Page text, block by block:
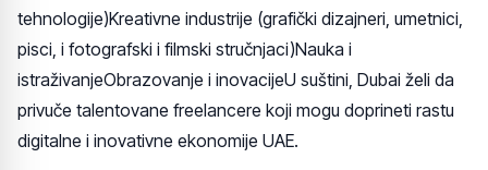
tehnologije)Kreativne industrije (grafički dizajneri, umetnici,
pisci, i fotografski i filmski stručnjaci)Nauka i
istraživanjeObrazovanje i inovacijeU suštini, Dubai želi da
privuče talentovane freelancere koji mogu doprineti rastu
digitalne i inovativne ekonomije UAE.